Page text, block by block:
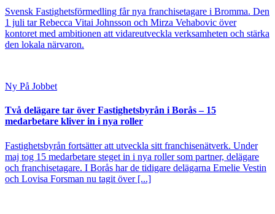
Svensk Fastighetsförmedling får nya franchisetagare i Bromma. Den
1 juli tar Rebecca Vitai Johnsson och Mirza Vehabovic över
kontoret med ambitionen att vidareutveckla verksamheten och stärka
den lokala närvaron.
Ny På Jobbet
Två delägare tar över Fastighetsbyrån i Borås – 15
medarbetare kliver in i nya roller
Fastighetsbyrån fortsätter att utveckla sitt franchisenätverk. Under
maj tog 15 medarbetare steget in i nya roller som partner, delägare
och franchisetagare. I Borås har de tidigare delägarna Emelie Vestin
och Lovisa Forsman nu tagit över [...]